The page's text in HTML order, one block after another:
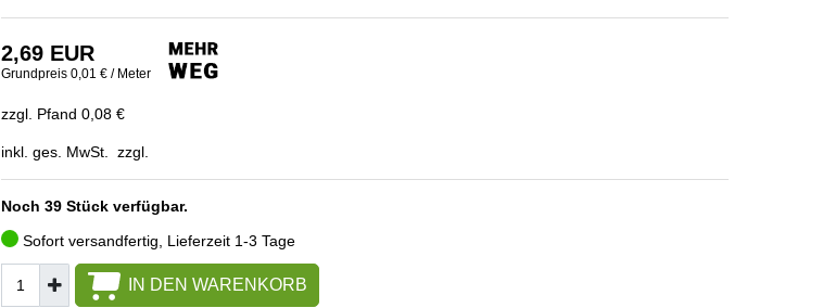
2,69 EUR
Grundpreis 0,01 € / Meter
zzgl. Pfand 0,08 €
inkl. ges. MwSt. zzgl.
Noch 39 Stück verfügbar.
Sofort versandfertig, Lieferzeit 1-3 Tage
IN DEN WARENKORB